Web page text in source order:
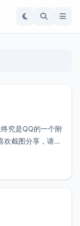
究是QQ的一个附
欢截图分享，请不
大的截图工具，
开 Snipast